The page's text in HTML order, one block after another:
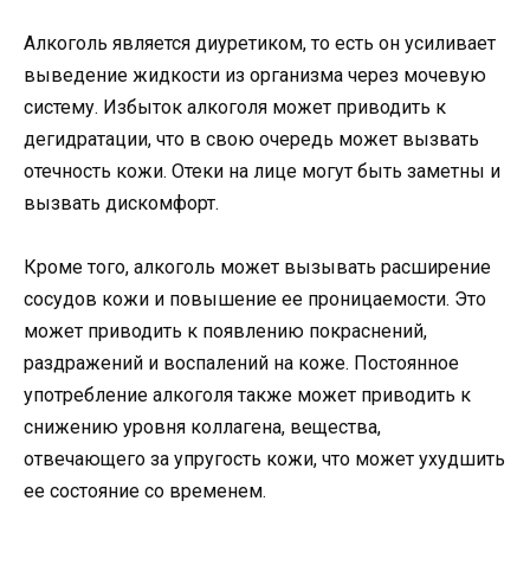
Алкоголь является диуретиком, то есть он усиливает
выведение жидкости из организма через мочевую
систему. Избыток алкоголя может приводить к
дегидратации, что в свою очередь может вызвать
отечность кожи. Отеки на лице могут быть заметны и
вызвать дискомфорт.
Кроме того, алкоголь может вызывать расширение
сосудов кожи и повышение ее проницаемости. Это
может приводить к появлению покраснений,
раздражений и воспалений на коже. Постоянное
употребление алкоголя также может приводить к
снижению уровня коллагена, вещества,
отвечающего за упругость кожи, что может ухудшить
ее состояние со временем.